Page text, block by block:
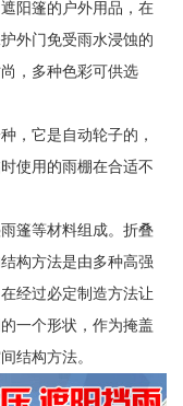
阳篷的户外用品，在
外门免受雨水浸蚀的
，多种色彩可供选
，它是自动轮子的，
使用的雨棚在合适不
篷等材料组成。折叠
构方法是由多种高强
经过必定制造方法让
一个形状，作为掩盖
结构方法。